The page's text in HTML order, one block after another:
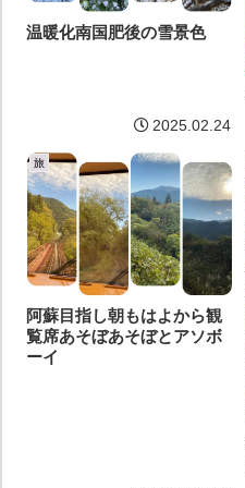
温暖化南国肥後の雪景色
2025.02.24
旅
阿蘇目指し朝もはよから観
覧席あそぼあそぼとアソボ
ーイ